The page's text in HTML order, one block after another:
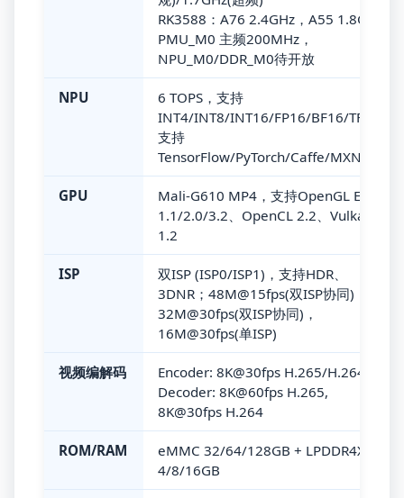
RK3588：A76 2.4GHz，A55 1.8GHz
PMU_M0 主频200MHz，
NPU_M0/DDR_M0待开放
NPU
6 TOPS，支持
INT4/INT8/INT16/FP16/BF16/TF32，
支持
TensorFlow/PyTorch/Caffe/MXNet
GPU
Mali-G610 MP4，支持OpenGL ES
1.1/2.0/3.2、OpenCL 2.2、Vulkan
1.2
ISP
双ISP (ISP0/ISP1)，支持HDR、
3DNR；48M@15fps(双ISP协同)，
32M@30fps(双ISP协同)，
16M@30fps(单ISP)
视频编解码
Encoder: 8K@30fps H.265/H.264；
Decoder: 8K@60fps H.265,
8K@30fps H.264
ROM/RAM
eMMC 32/64/128GB + LPDDR4X
4/8/16GB